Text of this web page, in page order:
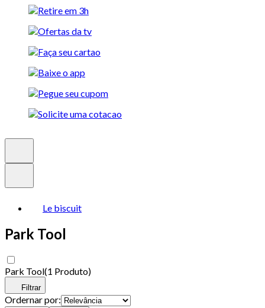
Le biscuit
Park Tool
Park Tool(1 Produto)
Filtrar
Ordernar por: